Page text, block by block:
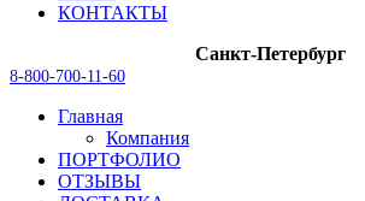
КОНТАКТЫ
Санкт-Петербург
8-800-700-11-60
Главная
Компания
ПОРТФОЛИО
ОТЗЫВЫ